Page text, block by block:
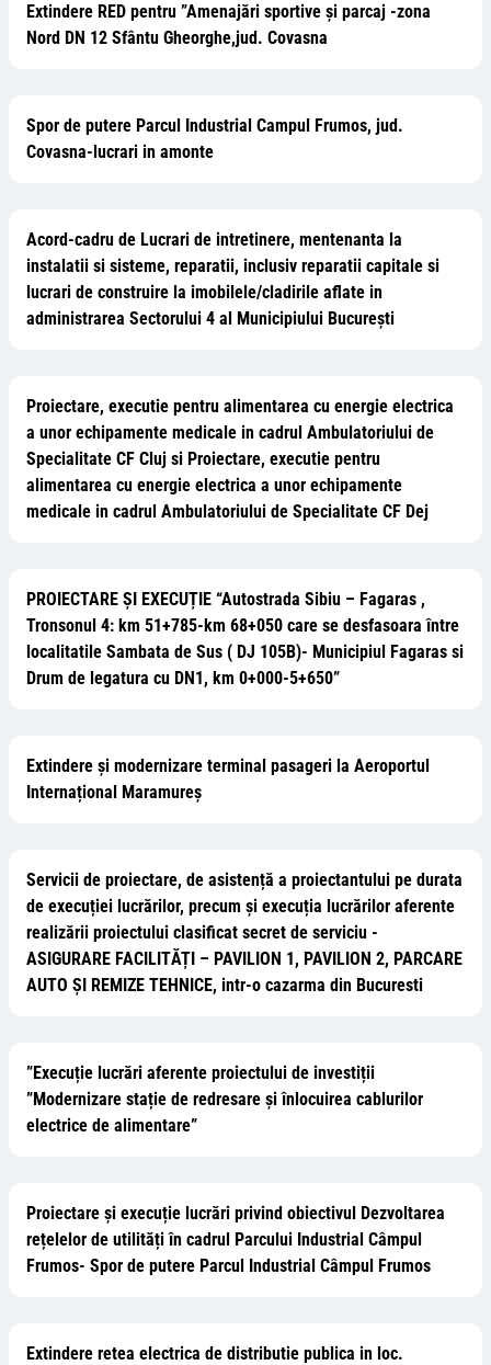
Extindere RED pentru ”Amenajări sportive și parcaj -zona
Nord DN 12 Sfântu Gheorghe,jud. Covasna
Spor de putere Parcul Industrial Campul Frumos, jud.
Covasna-lucrari in amonte
Acord-cadru de Lucrari de intretinere, mentenanta la
instalatii si sisteme, reparatii, inclusiv reparatii capitale si
lucrari de construire la imobilele/cladirile aflate in
administrarea Sectorului 4 al Municipiului București
Proiectare, executie pentru alimentarea cu energie electrica
a unor echipamente medicale in cadrul Ambulatoriului de
Specialitate CF Cluj si Proiectare, executie pentru
alimentarea cu energie electrica a unor echipamente
medicale in cadrul Ambulatoriului de Specialitate CF Dej
PROIECTARE ȘI EXECUȚIE “Autostrada Sibiu – Fagaras ,
Tronsonul 4: km 51+785-km 68+050 care se desfasoara între
localitatile Sambata de Sus ( DJ 105B)- Municipiul Fagaras si
Drum de legatura cu DN1, km 0+000-5+650”
Extindere și modernizare terminal pasageri la Aeroportul
Internațional Maramureș
Servicii de proiectare, de asistență a proiectantului pe durata
de execuției lucrărilor, precum și execuția lucrărilor aferente
realizării proiectului clasificat secret de serviciu -
ASIGURARE FACILITĂȚI – PAVILION 1, PAVILION 2, PARCARE
AUTO ȘI REMIZE TEHNICE, intr-o cazarma din Bucuresti
”Execuție lucrări aferente proiectului de investiții
”Modernizare stație de redresare și înlocuirea cablurilor
electrice de alimentare”
Proiectare și execuție lucrări privind obiectivul Dezvoltarea
rețelelor de utilități în cadrul Parcului Industrial Câmpul
Frumos- Spor de putere Parcul Industrial Câmpul Frumos
Extindere retea electrica de distributie publica in loc.